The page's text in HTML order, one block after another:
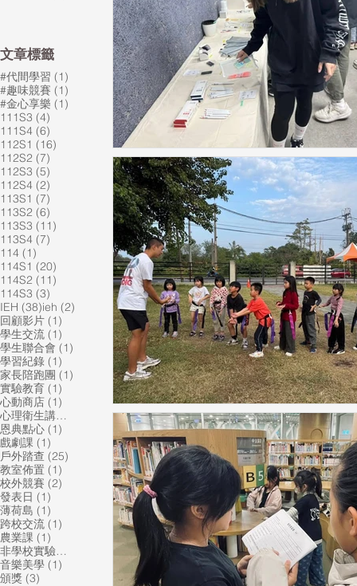
​文章標籤
#代間學習 (1)
#趣味競賽 (1)
#金心享樂 (1)
111S3 (4)
111S4 (6)
112S1 (16)
112S2 (7)
112S3 (5)
112S4 (2)
113S1 (7)
113S2 (6)
113S3 (11)
113S4 (7)
114 (1)
114S1 (20)
114S2 (11)
114S3 (3)
IEH (38)38 篇文章
ieh (2) 2 篇文章
回顧影片 (1)
學生交流 (1)
學生聯合會 (1) 1 篇文章
學習紀錄 (1)
家長陪跑團 (1) 1 篇文章
實驗教育 (1)
心動商店 (1)
心理衛生講座
1 篇文章
恩典點心 (1)
戲劇課 (1)
戶外踏查 (25) 25 篇文章
教室佈置 (1)
校外競賽 (2)
發表日 (1)
薄荷島 (1)
跨校交流 (1)
農業課 (1)
非學校實驗教育機構
1 篇文章
音樂美學 (1)
頒獎 (3)